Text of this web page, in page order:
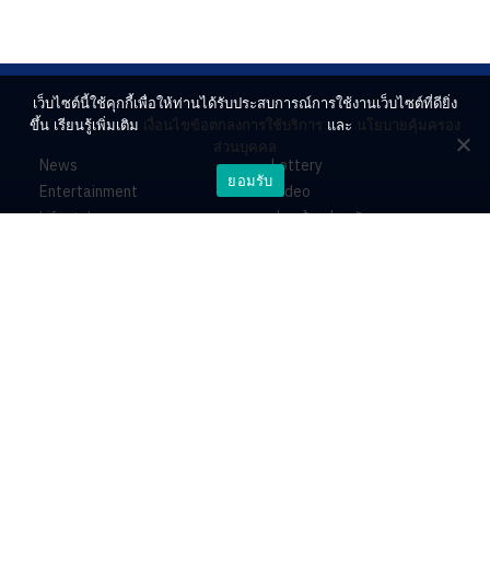
News
Entertainment
Lifestyle
Lottery
Video
ร่วมด้วยช่วยกัน
เว็บไซต์นี้ใช้คุกกี้เพื่อให้ท่านได้รับประสบการณ์การใช้งานเว็บไซต์ที่ดียิ่ง
ขึ้น เรียนรู้เพิ่มเติม เงื่อนไขข้อตกลงการใช้บริการ และ นโยบายคุ้มครอง
ส่วนบุคคล
ยอมรับ